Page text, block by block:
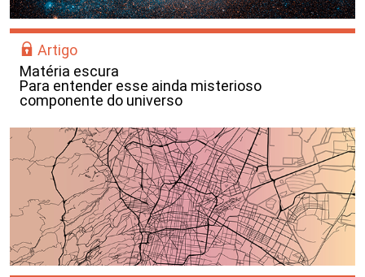
Artigo
Matéria escura
Para entender esse ainda misterioso
componente do universo